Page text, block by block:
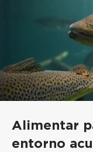
Alimentar
entorno